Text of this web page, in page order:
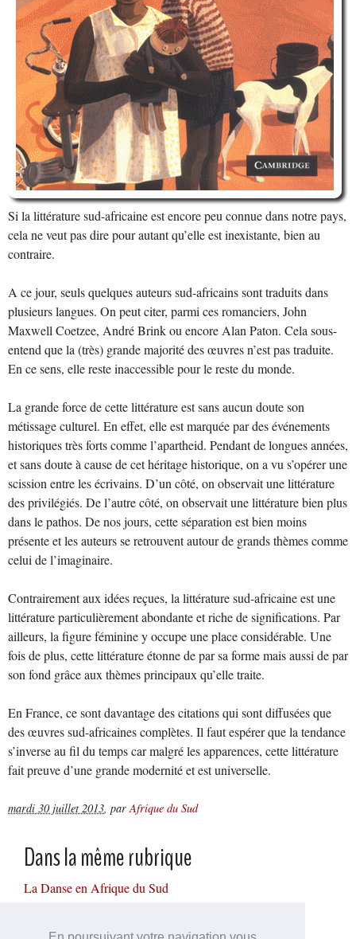
Si la littérature sud-africaine est encore peu connue dans notre pays,
cela ne veut pas dire pour autant qu’elle est inexistante, bien au
contraire.
A ce jour, seuls quelques auteurs sud-africains sont traduits dans
plusieurs langues. On peut citer, parmi ces romanciers, John
Maxwell Coetzee, André Brink ou encore Alan Paton. Cela sous-
entend que la (très) grande majorité des œuvres n’est pas traduite.
En ce sens, elle reste inaccessible pour le reste du monde.
La grande force de cette littérature est sans aucun doute son
métissage culturel. En effet, elle est marquée par des événements
historiques très forts comme l’apartheid. Pendant de longues années,
et sans doute à cause de cet héritage historique, on a vu s’opérer une
scission entre les écrivains. D’un côté, on observait une littérature
des privilégiés. De l’autre côté, on observait une littérature bien plus
dans le pathos. De nos jours, cette séparation est bien moins
présente et les auteurs se retrouvent autour de grands thèmes comme
celui de l’imaginaire.
Contrairement aux idées reçues, la littérature sud-africaine est une
littérature particulièrement abondante et riche de significations. Par
ailleurs, la figure féminine y occupe une place considérable. Une
fois de plus, cette littérature étonne de par sa forme mais aussi de par
son fond grâce aux thèmes principaux qu’elle traite.
En France, ce sont davantage des citations qui sont diffusées que
des œuvres sud-africaines complètes. Il faut espérer que la tendance
s’inverse au fil du temps car malgré les apparences, cette littérature
fait preuve d’une grande modernité et est universelle.
mardi 30 juillet 2013, parAfrique du Sud
Dans la même rubrique
La Danse en Afrique du Sud